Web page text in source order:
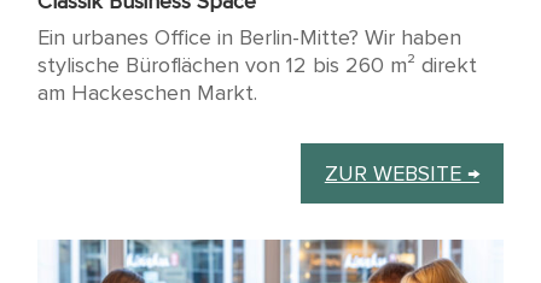
Ein urbanes Office in Berlin-Mitte? Wir haben
stylische Büroflächen von 12 bis 260 m² direkt
am Hackeschen Markt.
ZUR WEBSITE →